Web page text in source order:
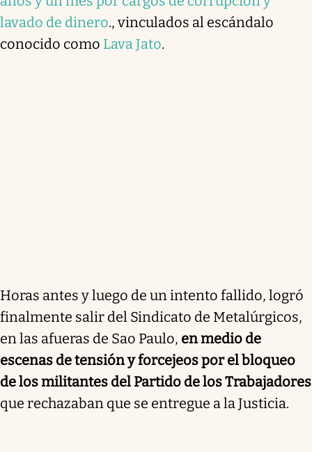
lavado de dinero., vinculados al escándalo
conocido como Lava Jato.
Horas antes y luego de un intento fallido, logró
finalmente salir del Sindicato de Metalúrgicos,
en las afueras de Sao Paulo, en medio de
escenas de tensión y forcejeos por el bloqueo
de los militantes del Partido de los Trabajadores
que rechazaban que se entregue a la Justicia.